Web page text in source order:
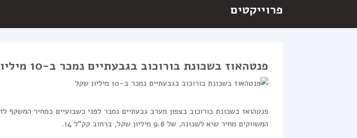
פרוייקטים
פנטהאוז בשכונת בורוכוב בגבעתיים נמכר ב-10 מיליון שקל
פנטהואז בשכונת בורוכוב בצפון מערב גבעתיים נמכר לפני כשבועיים במחיר המשקף
המשווקים מחיר שיא לשכונה, של 9.8 מיליון שקל, ברחוב קק”ל 14.